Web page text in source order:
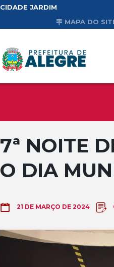
CIDADE JARDIM
MAPA DO
7ª NOITE
O DIA
21 DE MARÇO DE 2024